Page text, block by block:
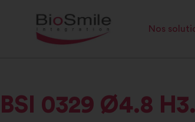
Nos
BSI 0329 Ø4.8